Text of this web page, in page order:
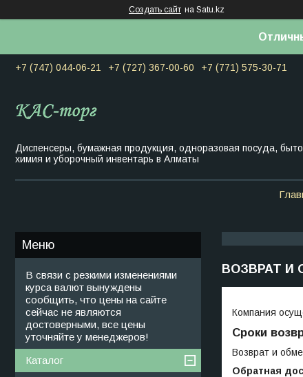
Создать сайт на Satu.kz
+7 (747) 044-06-21 +7 (727) 367-00-60 +7 (771) 575-30-71
Диспенсеры, бумажная продукция, одноразовая посуда,
химия и уборочный инвентарь в Алматы
ВОЗВРАТ И
Компания
Сроки
Возврат и
Обратная
В связи с резкими изменениями
курса валют вынуждены
сообщить, что цены на сайте
сейчас не являются
достоверными, все цены
уточняйте у менеджеров!
Каталог